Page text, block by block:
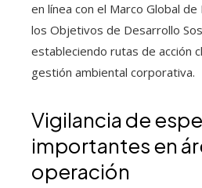
en línea con el Marco Global
los Objetivos de Desarrollo
estableciendo rutas de acción
gestión ambiental corporativa.
Vigilancia de
importantes en
operación